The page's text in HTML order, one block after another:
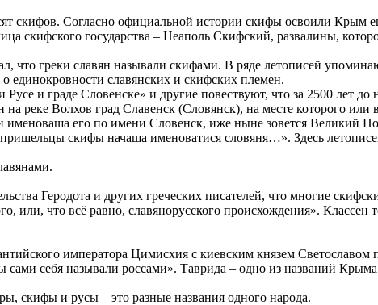
скифов. Согласно официальной истории скифы освоили Крым
скифского государства – Неаполь Скифский, развалины,
что греки славян называли скифами. В ряде летописей
славянских и скифских племен.
и граде Словенске» и другие повествуют, что за 2500 лет до
реке Волхов град Славенск (Словянск), на месте которого или
его по имени Словенск, иже ныне зовется Великий
скифы начаша именоватися словяня…». Здесь
Геродота и других греческих писателей, что многие
или, что всё равно, славянорусского происхождения». Классен
императора Цимисхия с киевским князем Светославом
себя называли россами». Таврида – одно из названий
скифы и русы – это разные названия одного народа.